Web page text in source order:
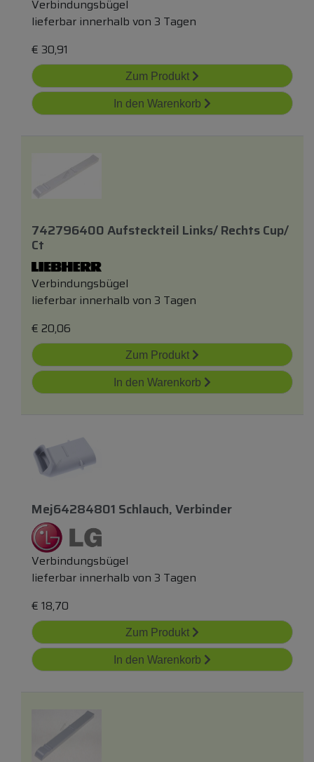
Verbindungsbügel
lieferbar innerhalb von 3 Tagen
€ 30,91
Zum Produkt
In den Warenkorb
742796400 Aufsteckteil Links/ Rechts Cup/
Ct
Verbindungsbügel
lieferbar innerhalb von 3 Tagen
€ 20,06
Zum Produkt
In den Warenkorb
Mej64284801 Schlauch, Verbinder
Verbindungsbügel
lieferbar innerhalb von 3 Tagen
€ 18,70
Zum Produkt
In den Warenkorb